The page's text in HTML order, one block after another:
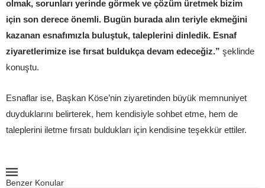
olmak, sorunları yerinde görmek ve çözüm üretmek bizim
için son derece önemli. Bugün burada alın teriyle ekmeğini
kazanan esnafımızla buluştuk, taleplerini dinledik. Esnaf
ziyaretlerimize ise fırsat buldukça devam edeceğiz.” şeklinde
konuştu.
Esnaflar ise, Başkan Köse’nin ziyaretinden büyük memnuniyet
duyduklarını belirterek, hem kendisiyle sohbet etme, hem de
taleplerini iletme fırsatı buldukları için kendisine teşekkür ettiler.
Benzer Konular